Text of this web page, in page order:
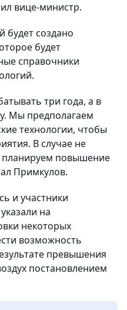
вице-министр.
будет создано
будет
справочники
три года, а в
Мы предполагаем
технологии, чтобы
В случае не
повышение
Примкулов.
и участники
на
некоторых
возможность
превышения
постановлением